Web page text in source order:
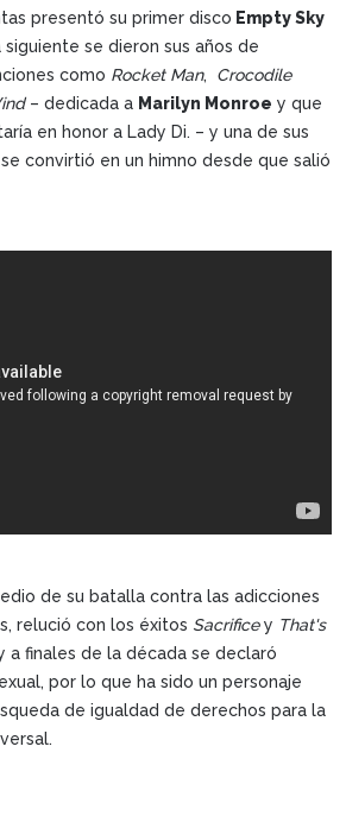
presentó su primer disco Empty Sky
se dieron sus años de
como Rocket Man, Crocodile
– dedicada a Marilyn Monroe y que
en honor a Lady Di. – y una de sus
convirtió en un himno desde que salió
de su batalla contra las adicciones
relució con los éxitos Sacrificey That's
a finales de la década se declaró
por lo que ha sido un personaje
de igualdad de derechos para la